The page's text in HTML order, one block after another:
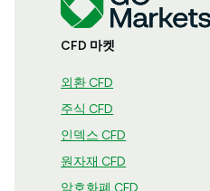
CFD 마켓
외환 CFD
주식 CFD
인덱스 CFD
원자재 CFD
암호화폐 CFD